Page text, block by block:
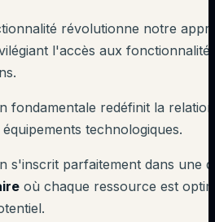
révolutionne notre
l'accès aux
fondamentale redéfinit la
technologiques.
s'inscrit parfaitement dans une
où chaque ressource est